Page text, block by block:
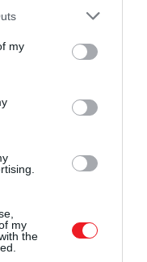
one or more Google
You may click to
third-party tags to
in below Google
my
my
the